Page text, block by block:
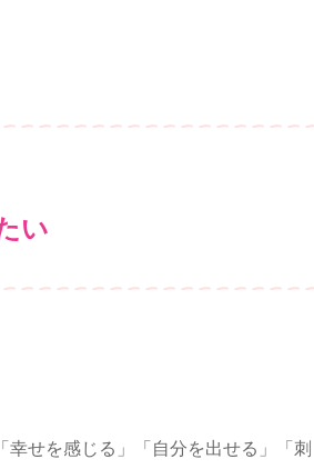
い
せを感じる」「自分を出せる」「刺